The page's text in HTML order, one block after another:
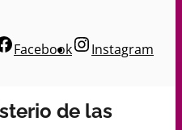
Facebook
Instagram
de las